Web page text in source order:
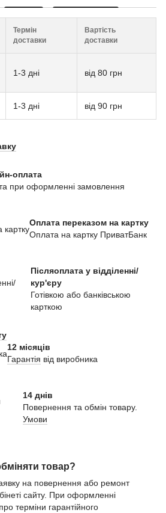
Термін
доставки
Вартість
доставки
1-3 дні від 80 грн
1-3 дні від 90 грн
оплата
при оформленні замовлення
Оплата переказом на картку
Оплата на картку ПриватБанк
Післяоплата у відділенні/
кур'єру
Готівкою або банківською
карткою
12 місяців
Гарантія від виробника
14 днів
Повернення та обмін товару.
Умови
товар?
на повернення або ремонт
сайту. При оформленні
терміни гарантійного